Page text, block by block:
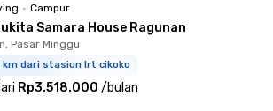
• Campur
Samara House Ragunan
Pasar Minggu
km dari stasiun lrt cikoko
Rp3.518.000 /bulan